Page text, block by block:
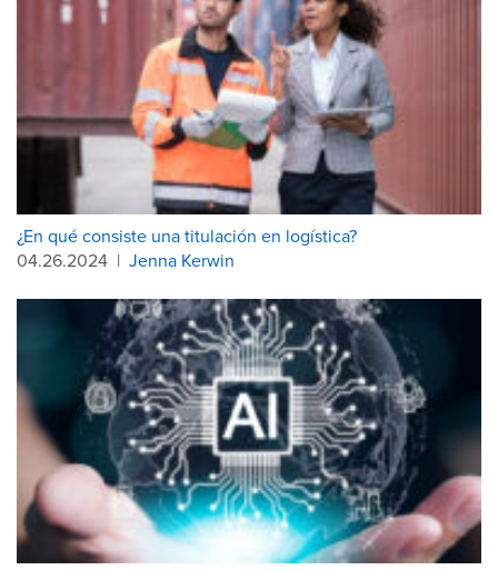
¿En qué consiste una titulación en logística?
04.26.2024 | Jenna Kerwin